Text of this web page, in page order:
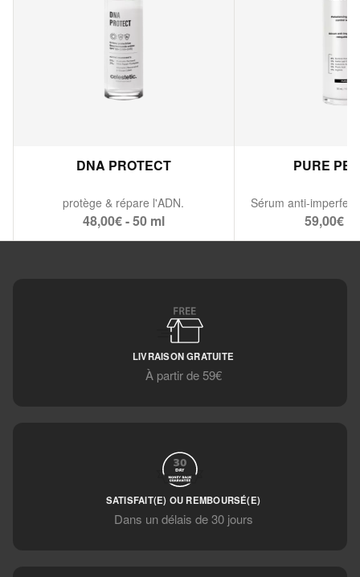
DNA PROTECT
protège & répare l'ADN.
48,00€ - 50 ml
PURE
59,00€ -
LIVRAISON GRATUITE
À partir de 59€
SATISFAIT(E) OU REMBOURSÉ(E)
Dans un délais de 30 jours